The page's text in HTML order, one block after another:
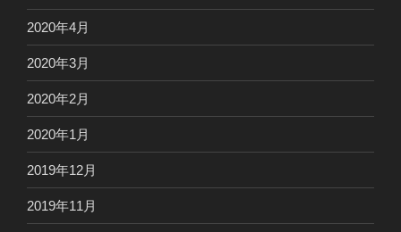
2020年4月
2020年3月
2020年2月
2020年1月
2019年12月
2019年11月